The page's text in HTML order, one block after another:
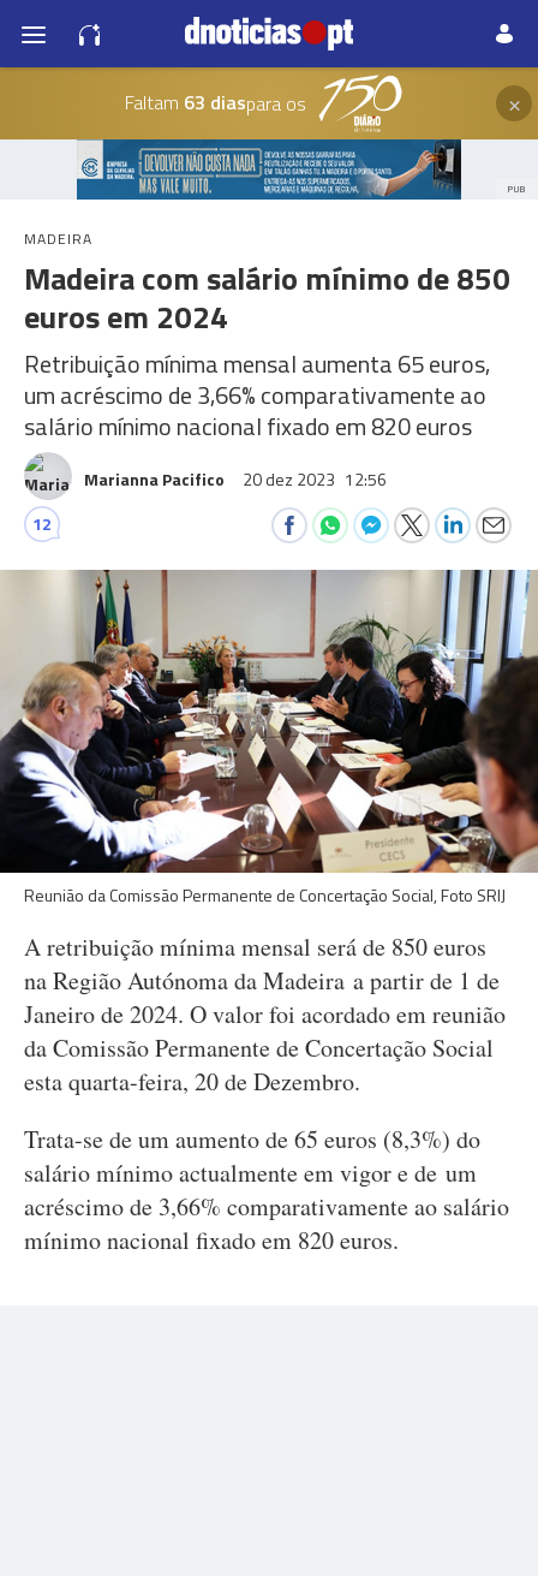
Faltam 63 diaspara os ×
PUB
MADEIRA
Madeira com salário mínimo de 850
euros em 2024
Retribuição mínima mensal aumenta 65 euros,
um acréscimo de 3,66% comparativamente ao
salário mínimo nacional fixado em 820 euros
Marianna Pacifico 20 dez 2023 12:56
12
Reunião da Comissão Permanente de Concertação Social, Foto SRIJ
A retribuição mínima mensal será de 850 euros
na Região Autónoma da Madeira a partir de 1 de
Janeiro de 2024. O valor foi acordado em reunião
da Comissão Permanente de Concertação Social
esta quarta-feira, 20 de Dezembro.
Trata-se de um aumento de 65 euros (8,3%) do
salário mínimo actualmente em vigor e de um
acréscimo de 3,66% comparativamente ao salário
mínimo nacional fixado em 820 euros.